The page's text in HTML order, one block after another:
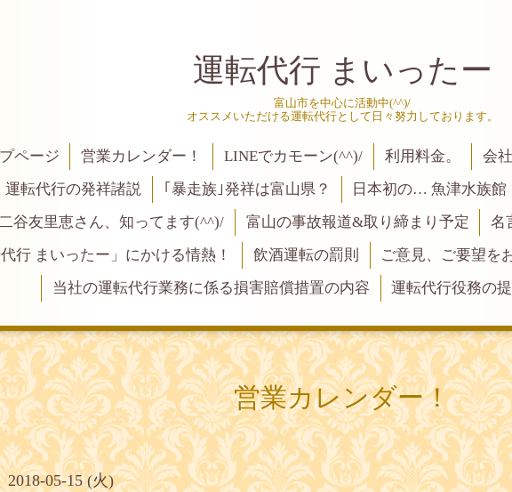
運転代行 まいったー
富山市を中心に活動中(^^)/
オススメいただける運転代行として日々努力しております。
ページ 営業カレンダー！ LINEでカモーン(^^)/ 利用料金。 会
運転代行の発祥諸説
｢暴走族｣発祥は富山県？ 日本初の… 魚津水族館
二谷友里恵さん、知ってます(^^)/
富山の事故報道&取り締まり予定
名
代行 まいったー」にかける情熱！
飲酒運転の罰則 ご意見、ご要望を
当社の運転代行業務に係る損害賠償措置の内容
運転代行役務の
営業カレンダー！
2018-05-15 (火)